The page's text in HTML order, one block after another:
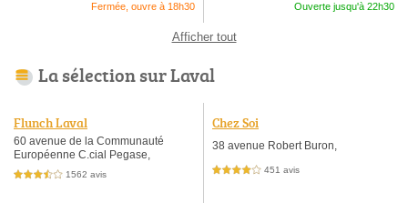
Fermée, ouvre à 18h30 Ouverte jusqu'à 22h30
Afficher tout
La sélection sur Laval
Flunch Laval
60 avenue de la Communauté
Européenne C.cial Pegase,
3,5 étoiles sur 5 1562 avis
Chez Soi
38 avenue Robert Buron,
4,0 étoiles sur 5 451 avis